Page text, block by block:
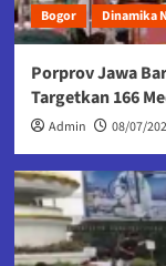
Bogor Dinamika
Porprov Jawa
Targetkan 166
Admin 08/07/